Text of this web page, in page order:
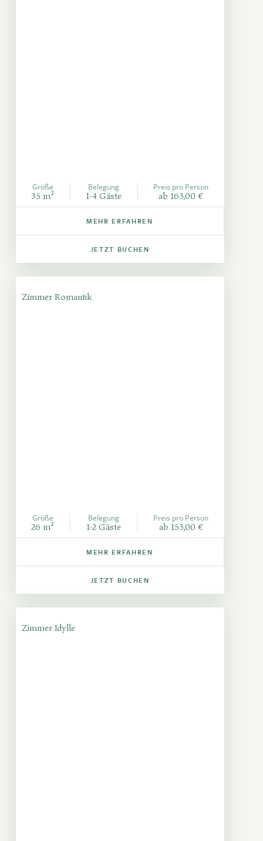
Größe
35 m²
Belegung
1-4 Gäste
Preis pro Person
ab 163,00 €
MEHR ERFAHREN
JETZT BUCHEN
Zimmer Romantik
Größe
26 m²
Belegung
1-2 Gäste
Preis pro Person
ab 153,00 €
MEHR ERFAHREN
JETZT BUCHEN
Zimmer Idylle